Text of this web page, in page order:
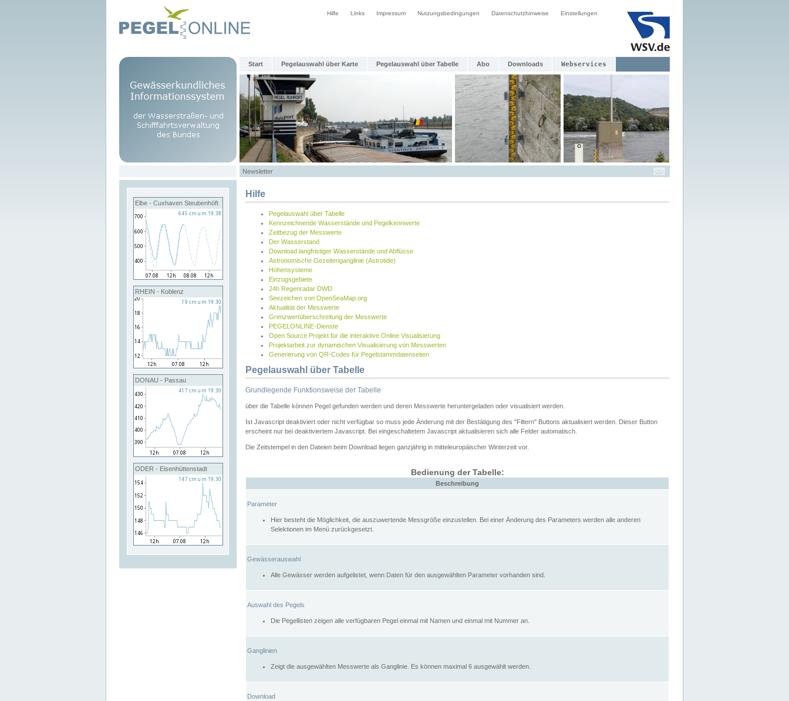
Hilfe Links Impressum Nutzungsbedingungen Datenschutzhinweise Einstellungen
Start Pegelauswahl über Karte Pegelauswahl über Tabelle Abo Downloads Webservices
Newsletter
Elbe - Cuxhaven Steubenhöft
RHEIN - Koblenz
DONAU - Passau
ODER - Eisenhüttenstadt
Hilfe
Pegelauswahl über Tabelle
Kennzeichnende Wasserstände und Pegelkennwerte
Zeitbezug der Messwerte
Der Wasserstand
Download langfristiger Wasserstände und Abflüsse
Astronomische Gezeitenganglinie (Astrotide)
Höhensysteme
Einzugsgebiete
24h Regenradar DWD
Seezeichen von OpenSeaMap.org
Aktualität der Messwerte
Grenzwertüberschreitung der Messwerte
PEGELONLINE-Dienste
Open Source Projekt für die interaktive Online Visualisierung
Projektarbeit zur dynamischen Visualisierung von Messwerten
Generierung von QR-Codes für Pegelstammdatenseiten
Pegelauswahl über Tabelle
Grundlegende Funktionsweise der Tabelle
über die Tabelle können Pegel gefunden werden und deren Messwerte heruntergeladen oder visualisiert werden.
Ist Javascript deaktiviert oder nicht verfügbar so muss jede Änderung mit der Bestätigung des "Filtern" Buttons aktualisiert werden. Dieser Button
erscheint nur bei deaktiviertem Javascript. Bei eingeschaltetem Javascript aktualisieren sich alle Felder automatisch.
Die Zeitstempel in den Dateien beim Download liegen ganzjährig in mitteleuropäischer Winterzeit vor.
Bedienung der Tabelle:
Beschreibung
Parameter
Hier besteht die Möglichkeit, die auszuwertende Messgröße einzustellen. Bei einer Änderung des Parameters werden alle anderen
Selektionen im Menü zurückgesetzt.
Gewässerauswahl
Alle Gewässer werden aufgelistet, wenn Daten für den ausgewählten Parameter vorhanden sind.
Auswahl des Pegels
Die Pegellisten zeigen alle verfügbaren Pegel einmal mit Namen und einmal mit Nummer an.
Ganglinien
Zeigt die ausgewählten Messwerte als Ganglinie. Es können maximal 6 ausgewählt werden.
Download